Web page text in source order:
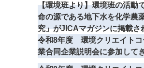
【環境班より】環境班の活動
命の源である地下水を化学農
究」がJICAマガジンに掲載さ
令和8年度 環境クリエイト
業合同企業説明会に参加して